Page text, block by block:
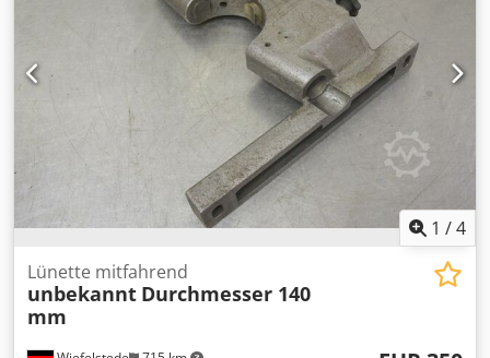
1 /4
Lünette mitfahrend
unbekannt Durchmesser 140
mm